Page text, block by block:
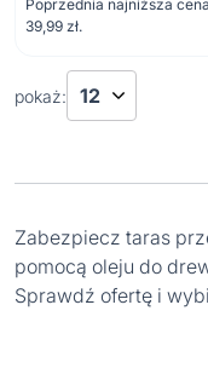
cena
wynosiła:
cena
wynosi:
Poprzednia najniższa
39,99 zł.
pokaż:
Zabezpiecz taras
pomocą oleju do
Sprawdź ofertę i